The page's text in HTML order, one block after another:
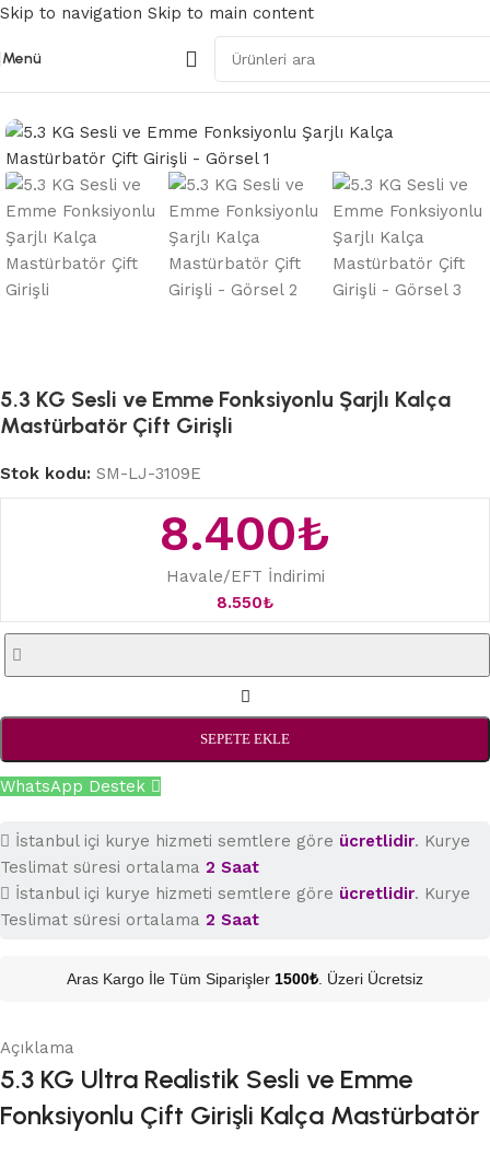
Skip to navigation Skip to main content
Menü
Kalça ve Yarım Vücut
5.3 KG Sesli ve Emme Fonksiyonlu Şarjlı Kalça
Mastürbatör Çift Girişli
Stok kodu: SM-LJ-3109E
8.400₺
Havale/EFT İndirimi
8.550₺
SEPETE EKLE
WhatsApp Destek
İstanbul içi kurye hizmeti semtlere göre ücretlidir. Kurye
Teslimat süresi ortalama 2 Saat
İstanbul içi kurye hizmeti semtlere göre ücretlidir. Kurye
Teslimat süresi ortalama 2 Saat
Aras Kargo İle Tüm Siparişler 1500₺ . Üzeri Ücretsiz
Açıklama
5.3 KG Ultra Realistik Sesli ve Emme
Fonksiyonlu Çift Girişli Kalça Mastürbatör